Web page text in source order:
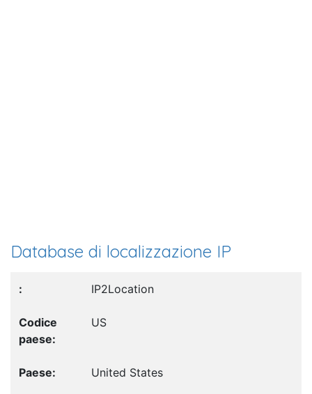
Database di localizzazione IP
IP2Location
US
United States